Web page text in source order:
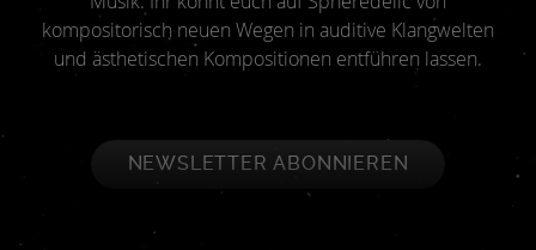
kompositorisch neuen Wegen in auditive Klangwelten
und ästhetischen Kompositionen entführen lassen.
NEWSLETTER ABONNIEREN